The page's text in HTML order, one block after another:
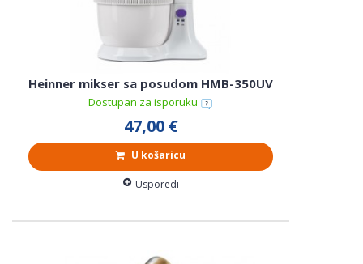
Heinner mikser sa posudom HMB-350UV
Dostupan za isporuku
47,00 €
U košaricu
Usporedi